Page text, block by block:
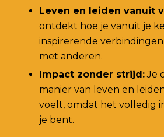
Leven en leiden vanuit
ontdekt hoe je vanuit je
inspirerende
met anderen.
Impact zonder strijd:Je
manier van leven en
voelt, omdat het volledig
je bent.